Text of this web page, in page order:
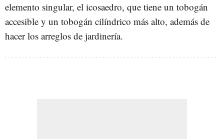
elemento singular, el icosaedro, que tiene un tobogán
accesible y un tobogán cilíndrico más alto, además de
hacer los arreglos de jardinería.